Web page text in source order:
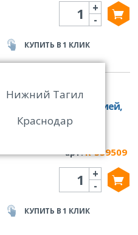
Количество
-
+
КУПИТЬ В 1 КЛИК
Cambro Go Box
107 (с термоизоляцией,
серый артикул
107
арт:R-539509
Количество
-
+
КУПИТЬ В 1 КЛИК
Нижний Тагил
Краснодар